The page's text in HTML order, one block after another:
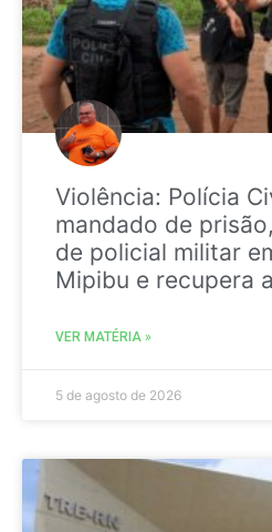
Violência: Polícia
mandado de
de policial militar
Mipibu e recupera
VER MATÉRIA »
5 de agosto de 2026